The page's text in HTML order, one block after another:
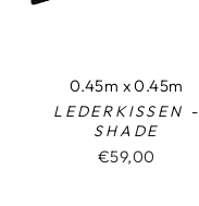
0.45m x 0.45m
LEDERKISSEN -
SHADE
€59,00